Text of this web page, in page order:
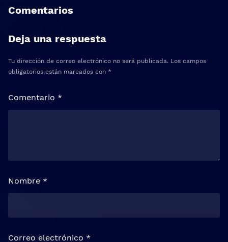
Comentarios
Deja una respuesta
Tu dirección de correo electrónico no será publicada. Los campos
obligatorios están marcados con *
Comentario *
Nombre *
Correo electrónico *